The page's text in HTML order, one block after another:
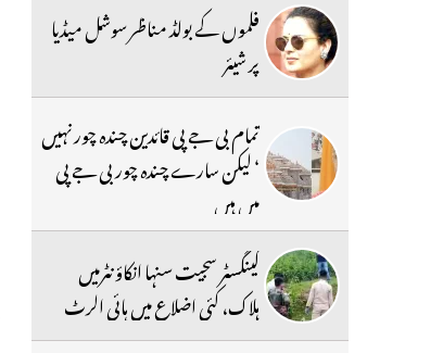
فلموں کے بولڈ مناظر سوشل میڈیا
پر شیئر
تمام بی جے پی قائدین چندہ چور نہیں
‘ لیکن سارے چندہ چور بی جے پی
میں ہیں
گینگسٹر سجیت سنہا انکاؤنٹرمیں
ہلاک، کئی اضلاع میں ہائی الرٹ